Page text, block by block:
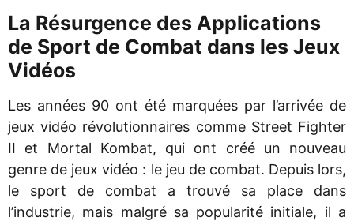
La Résurgence des Applications
de Sport de Combat dans les Jeux
Vidéos
Les années 90 ont été marquées par l’arrivée de
jeux vidéo révolutionnaires comme Street Fighter
II et Mortal Kombat, qui ont créé un nouveau
genre de jeux vidéo : le jeu de combat. Depuis lors,
le sport de combat a trouvé sa place dans
l’industrie, mais malgré sa popularité initiale, il a